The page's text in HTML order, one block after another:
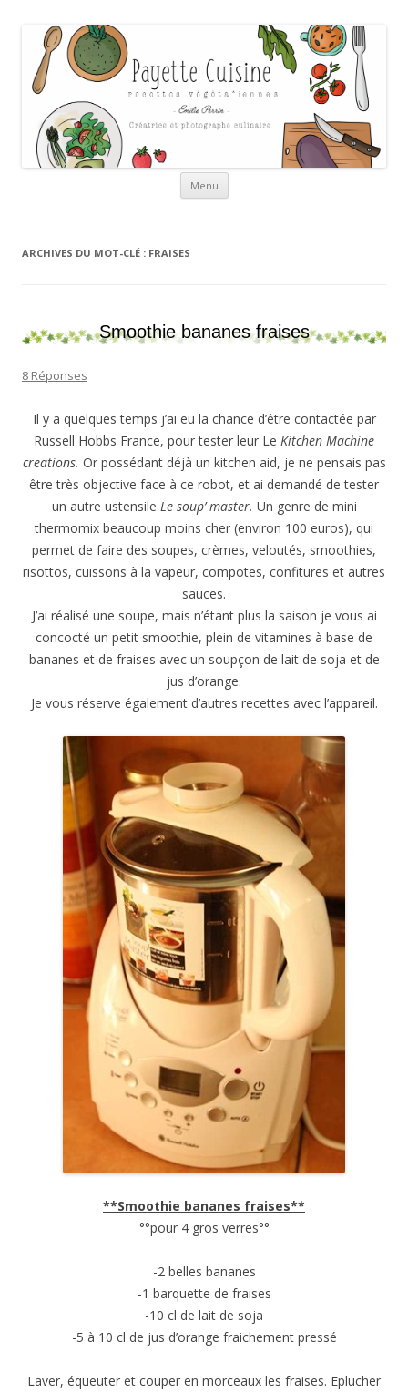
Payette cuisine
Menu Aller au contenu
ARCHIVES DU MOT-CLÉ : FRAISES
Smoothie bananes fraises
8 Réponses
Il y a quelques temps j’ai eu la chance d’être contactée par
Russell Hobbs France, pour tester leur Le Kitchen Machine
creations. Or possédant déjà un kitchen aid, je ne pensais pas
être très objective face à ce robot, et ai demandé de tester
un autre ustensile Le soup’ master. Un genre de mini
thermomix beaucoup moins cher (environ 100 euros), qui
permet de faire des soupes, crèmes, veloutés, smoothies,
risottos, cuissons à la vapeur, compotes, confitures et autres
sauces.
J’ai réalisé une soupe, mais n’étant plus la saison je vous ai
concocté un petit smoothie, plein de vitamines à base de
bananes et de fraises avec un soupçon de lait de soja et de
jus d’orange.
Je vous réserve également d’autres recettes avec l’appareil.
**Smoothie bananes fraises**
°°pour 4 gros verres°°
-2 belles bananes
-1 barquette de fraises
-10 cl de lait de soja
-5 à 10 cl de jus d’orange fraichement pressé
Laver, équeuter et couper en morceaux les fraises. Eplucher